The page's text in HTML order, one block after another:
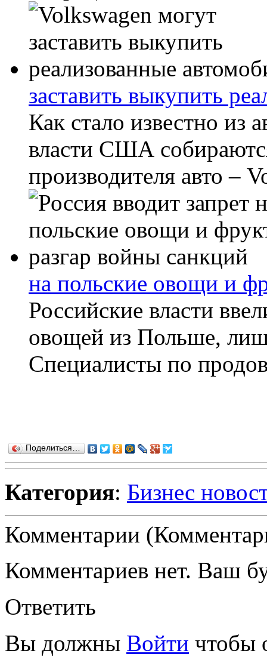
заставить выкупить
Как стало известно из
власти США
производителя авто –
на польские овощи и
Российские власти
овощей из Польше,
Специалисты по
Поделиться…
Категория: Бизнес
Комментарии
Комментариев нет. Ваш
Ответить
Вы должны Войти чтобы